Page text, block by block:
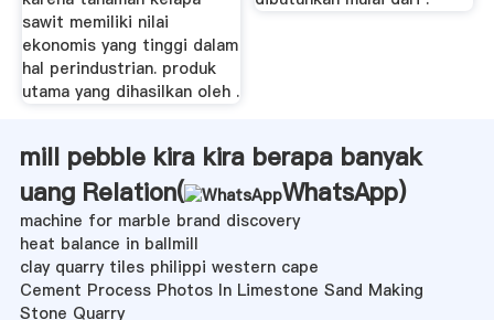
sawit memiliki nilai
ekonomis yang tinggi dalam
hal perindustrian. produk
utama yang dihasilkan oleh .
mill pebble kira kira berapa banyak
uang Relation(
WhatsApp)
machine for marble brand discovery
heat balance in ballmill
clay quarry tiles philippi western cape
Cement Process Photos In Limestone Sand Making
Stone Quarry